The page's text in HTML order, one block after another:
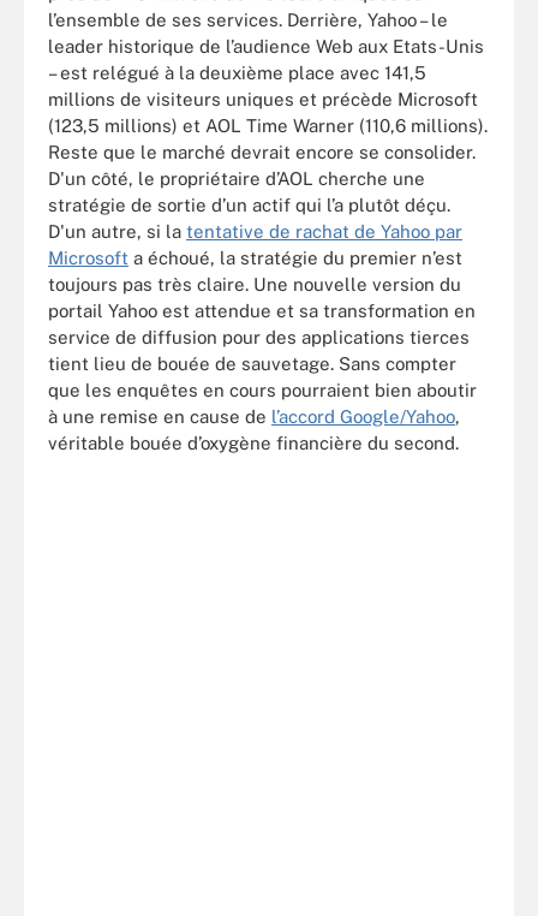
l’ensemble de ses services. Derrière, Yahoo – le
leader historique de l’audience Web aux Etats-Unis
– est relégué à la deuxième place avec 141,5
millions de visiteurs uniques et précède Microsoft
(123,5 millions) et AOL Time Warner (110,6 millions).
Reste que le marché devrait encore se consolider.
D'un côté, le propriétaire d’AOL cherche une
stratégie de sortie d’un actif qui l’a plutôt déçu.
D'un autre, si la tentative de rachat de Yahoo par
Microsoft a échoué, la stratégie du premier n’est
toujours pas très claire. Une nouvelle version du
portail Yahoo est attendue et sa transformation en
service de diffusion pour des applications tierces
tient lieu de bouée de sauvetage. Sans compter
que les enquêtes en cours pourraient bien aboutir
à une remise en cause de l’accord Google/Yahoo,
véritable bouée d’oxygène financière du second.